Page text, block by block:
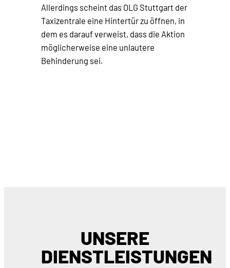
Allerdings scheint das OLG Stuttgart der
Taxizentrale eine Hintertür zu öffnen, in
dem es darauf verweist, dass die Aktion
möglicherweise eine unlautere
Behinderung sei.
UNSERE
DIENSTLEISTUNGEN